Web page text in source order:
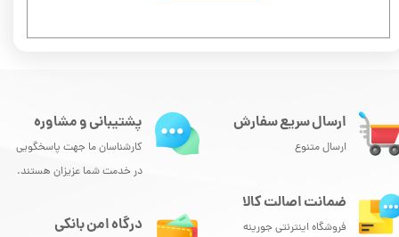
ارسال سریع سفارش
ارسال متنوع
درگاه امن بانکی
پشتیبانی و مشاوره
کارشناسان ما جهت پاسخگویی
در خدمت شما عزیزان هستند.
ضمانت اصالت کالا
فروشگاه اینترنتی جورینه